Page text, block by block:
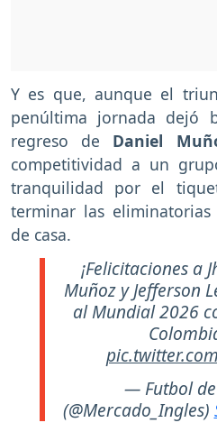
Y es que, aunque el
penúltima jornada dejó
regreso de Daniel
competitividad a un
tranquilidad por el
terminar las
de casa.
¡Felicitaciones a
Muñoz y Jefferson
al Mundial 2026
— Futbol
(@Mercado_Ingles)